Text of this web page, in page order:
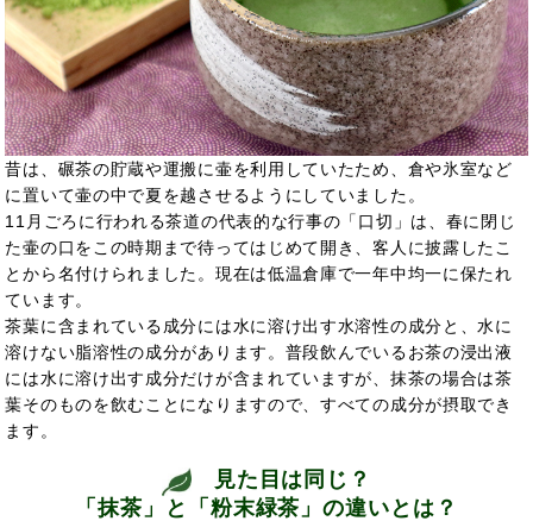
昔は、碾茶の貯蔵や運搬に壷を利用していたため、倉や氷室など
に置いて壷の中で夏を越させるようにしていました。
11月ごろに行われる茶道の代表的な行事の「口切」は、春に閉じ
た壷の口をこの時期まで待ってはじめて開き、客人に披露したこ
とから名付けられました。現在は低温倉庫で一年中均一に保たれ
ています。
茶葉に含まれている成分には水に溶け出す水溶性の成分と、水に
溶けない脂溶性の成分があります。普段飲んでいるお茶の浸出液
には水に溶け出す成分だけが含まれていますが、抹茶の場合は茶
葉そのものを飲むことになりますので、すべての成分が摂取でき
ます。
見た目は同じ？
「抹茶」と「粉末緑茶」の違いとは？